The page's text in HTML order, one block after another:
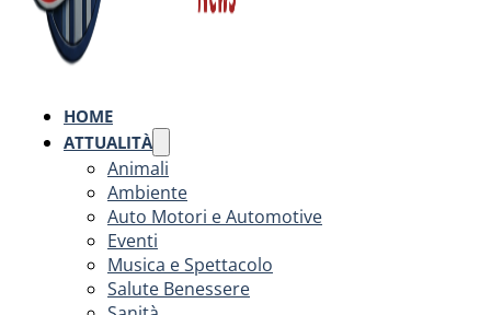
HOME
ATTUALITÀ
Animali
Ambiente
Auto Motori e Automotive
Eventi
Musica e Spettacolo
Salute Benessere